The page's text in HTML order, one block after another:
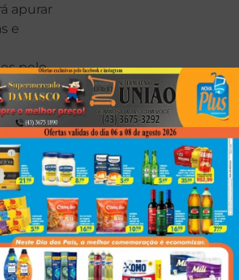
apurar
e
pelo
Policiais Integravam Quadrilha Que Roubava Cargas No Paraná
Next
Três Irmãos E Amigo Morrem Esmagados Por Caminhão Que Tombou Em Rodovia